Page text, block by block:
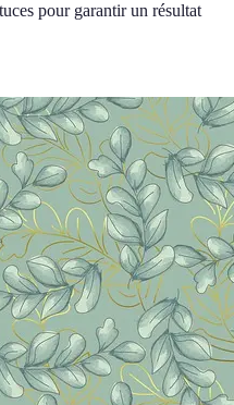
pour garantir un résultat